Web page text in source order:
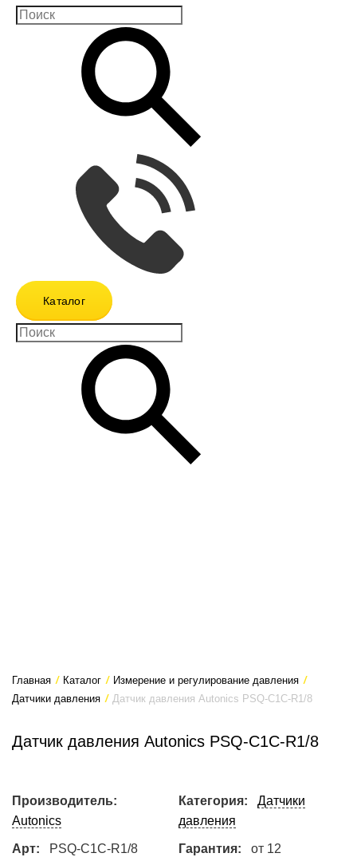
Каталог
Главная / Каталог / Измерение и регулирование давления /
Датчики давления / Датчик давления Autonics PSQ-C1C-R1/8
Датчик давления Autonics PSQ-C1C-R1/8
Производитель:
Autonics
Категория:
Датчики
давления
Арт: PSQ-C1C-R1/8 Гарантия:
от 12